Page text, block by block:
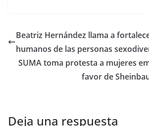
Beatriz Hernández llama a
humanos de las personas
SUMA toma protesta a mujeres
favor de
Deja una respuesta